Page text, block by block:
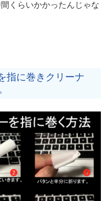
くらいかかったんじゃな
指に巻きクリーナ